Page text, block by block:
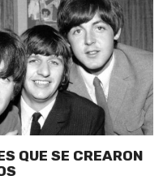
QUE SE CREARON